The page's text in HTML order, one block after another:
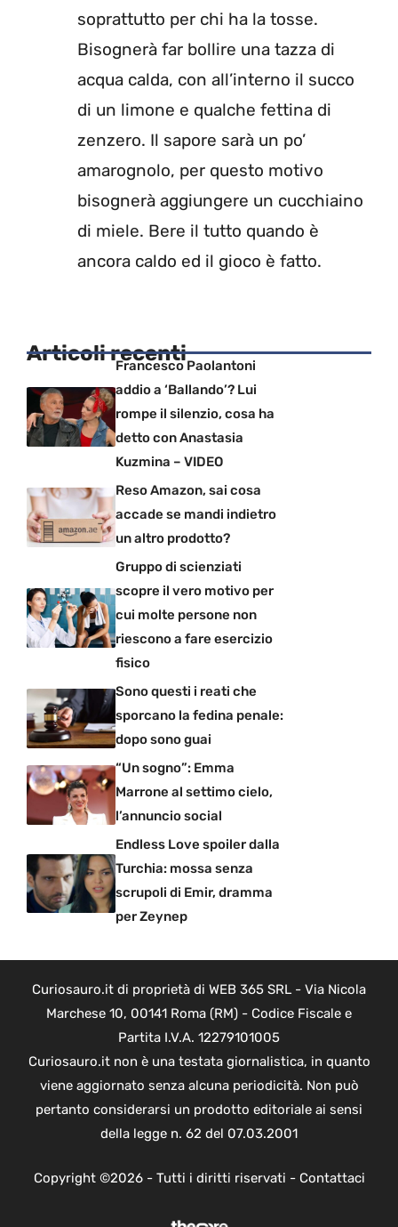
soprattutto per chi ha la tosse.
Bisognerà far bollire una tazza di
acqua calda, con all’interno il succo
di un limone e qualche fettina di
zenzero. Il sapore sarà un po’
amarognolo, per questo motivo
bisognerà aggiungere un cucchiaino
di miele. Bere il tutto quando è
ancora caldo ed il gioco è fatto.
Articoli recentiFrancesco Paolantoni
addio a ‘Ballando’? Lui
rompe il silenzio, cosa ha
detto con Anastasia
Kuzmina – VIDEO
Reso Amazon, sai cosa
accade se mandi indietro
un altro prodotto?
Gruppo di scienziati
scopre il vero motivo per
cui molte persone non
riescono a fare esercizio
fisico
Sono questi i reati che
sporcano la fedina penale:
dopo sono guai
“Un sogno”: Emma
Marrone al settimo cielo,
l’annuncio social
Endless Love spoiler dalla
Turchia: mossa senza
scrupoli di Emir, dramma
per Zeynep
Curiosauro.it di proprietà di WEB 365 SRL - Via Nicola
Marchese 10, 00141 Roma (RM) - Codice Fiscale e
Partita I.V.A. 12279101005
Curiosauro.it non è una testata giornalistica, in quanto
viene aggiornato senza alcuna periodicità. Non può
pertanto considerarsi un prodotto editoriale ai sensi
della legge n. 62 del 07.03.2001
Copyright ©2026 - Tutti i diritti riservati - Contattaci